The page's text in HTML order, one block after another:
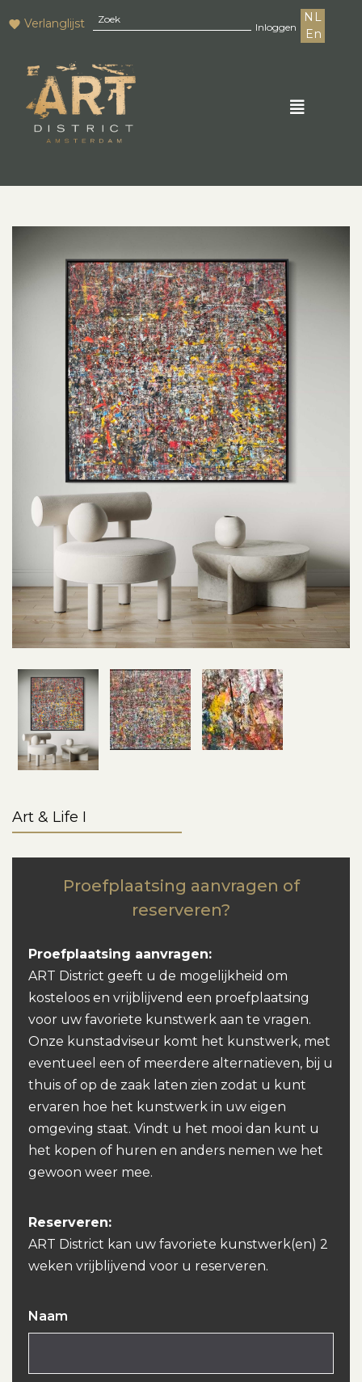
Verlanglijst Inloggen
NL
En
Art & Life I
Proefplaatsing aanvragen of
reserveren?
Proefplaatsing aanvragen:
ART District geeft u de mogelijkheid om
kosteloos en vrijblijvend een proefplaatsing
voor uw favoriete kunstwerk aan te vragen.
Onze kunstadviseur komt het kunstwerk, met
eventueel een of meerdere alternatieven, bij u
thuis of op de zaak laten zien zodat u kunt
ervaren hoe het kunstwerk in uw eigen
omgeving staat. Vindt u het mooi dan kunt u
het kopen of huren en anders nemen we het
gewoon weer mee.
Reserveren:
ART District kan uw favoriete kunstwerk(en) 2
weken vrijblijvend voor u reserveren.
Naam